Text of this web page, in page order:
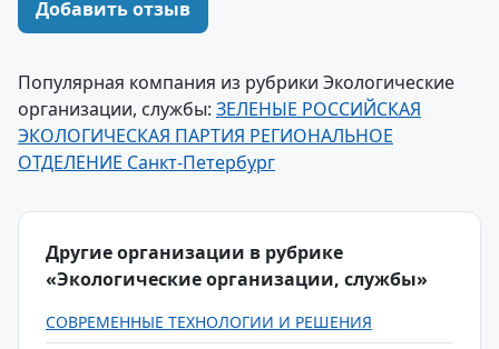
Добавить отзыв
Популярная компания из рубрики Экологические
организации, службы: ЗЕЛЕНЫЕ РОССИЙСКАЯ
ЭКОЛОГИЧЕСКАЯ ПАРТИЯ РЕГИОНАЛЬНОЕ
ОТДЕЛЕНИЕ Санкт-Петербург
Другие организации в рубрике
«Экологические организации, службы»
СОВРЕМЕННЫЕ ТЕХНОЛОГИИ И РЕШЕНИЯ